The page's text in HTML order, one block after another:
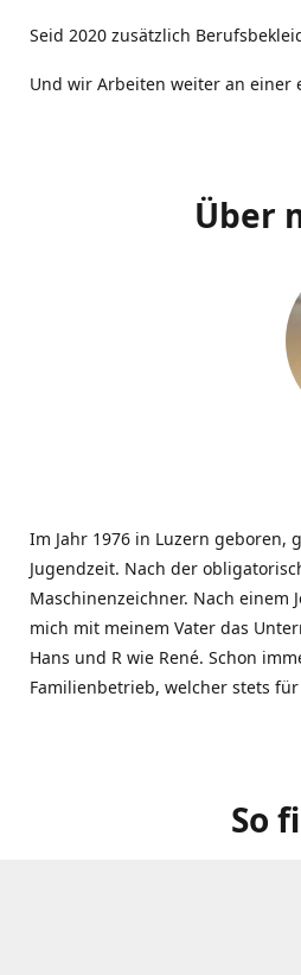
Seid 2020 zusätzlich
Und wir Arbeiten weiter an einer
Über
Im Jahr 1976 in Luzern geboren,
Jugendzeit. Nach der
Maschinenzeichner. Nach einem
mich mit meinem Vater das
Hans und R wie René. Schon
Familienbetrieb, welcher stets
So